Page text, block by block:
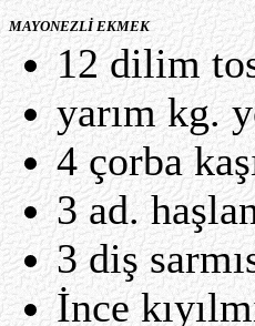
MAYONEZLİ EKMEK
12 dilim
yarım kg.
4 çorba
3 ad.
3 diş
İnce